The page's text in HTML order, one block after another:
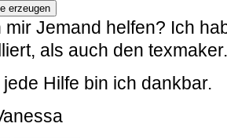
erzeugen
mir Jemand helfen? Ich
als auch den texmaker.
Hilfe bin ich dankbar.